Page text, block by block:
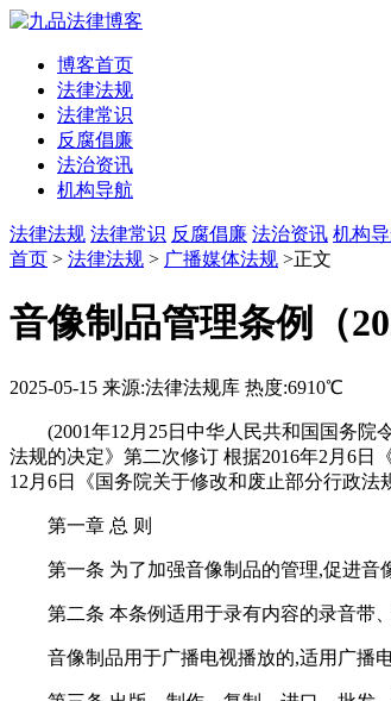
博客首页
法律法规
法律常识
反腐倡廉
法治资讯
机构导航
法律法规 法律常识 反腐倡廉 法治资讯 机构
首页 > 法律法规 > 广播媒体法规 >正文
音像制品管理条例（
2025-05-15 来源:法律法规库 热度:6910℃
(2001年12月25日中华人民共和国国务院
法规的决定》第二次修订 根据2016年2月6日
12月6日《国务院关于修改和废止部分行政法
第一章 总 则
第一条 为了加强音像制品的管理,促进音
第二条 本条例适用于录有内容的录音带
音像制品用于广播电视播放的,适用广播